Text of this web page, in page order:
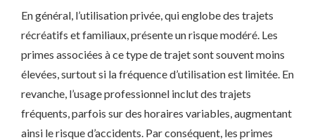
En général, l’utilisation privée, qui englobe des trajets
récréatifs et familiaux, présente un risque modéré. Les
primes associées à ce type de trajet sont souvent moins
élevées, surtout si la fréquence d’utilisation est limitée. En
revanche, l’usage professionnel inclut des trajets
fréquents, parfois sur des horaires variables, augmentant
ainsi le risque d’accidents. Par conséquent, les primes